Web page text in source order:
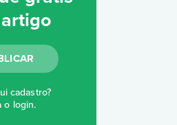
cadastro?
o login.